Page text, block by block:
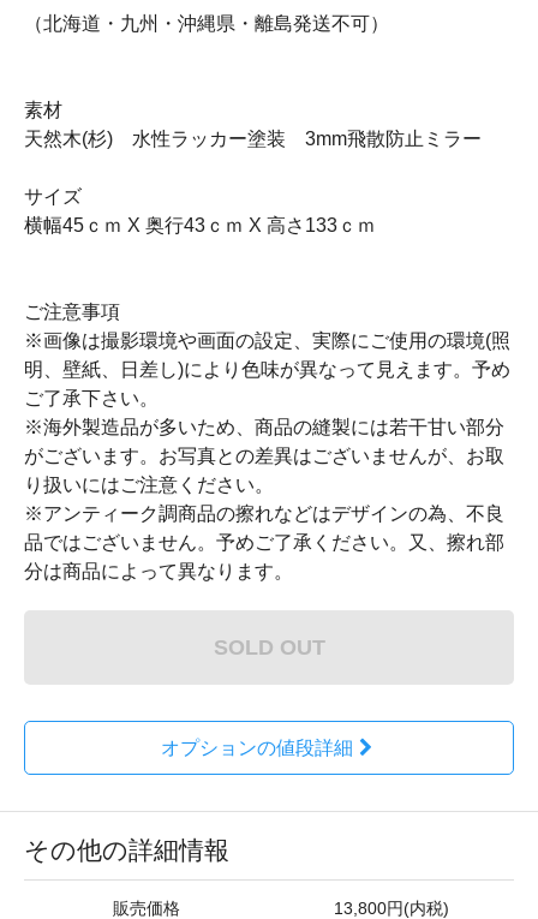
（北海道・九州・沖縄県・離島発送不可）
素材
天然木(杉) 水性ラッカー塗装 3mm飛散防止ミラー
サイズ
横幅45ｃｍ X 奥行43ｃｍ X 高さ133ｃｍ
ご注意事項
※画像は撮影環境や画面の設定、実際にご使用の環境(照
明、壁紙、日差し)により色味が異なって見えます。予め
ご了承下さい。
※海外製造品が多いため、商品の縫製には若干甘い部分
がございます。お写真との差異はございませんが、お取
り扱いにはご注意ください。
※アンティーク調商品の擦れなどはデザインの為、不良
品ではございません。予めご了承ください。又、擦れ部
分は商品によって異なります。
SOLD OUT
オプションの値段詳細
その他の詳細情報
販売価格 13,800円(内税)